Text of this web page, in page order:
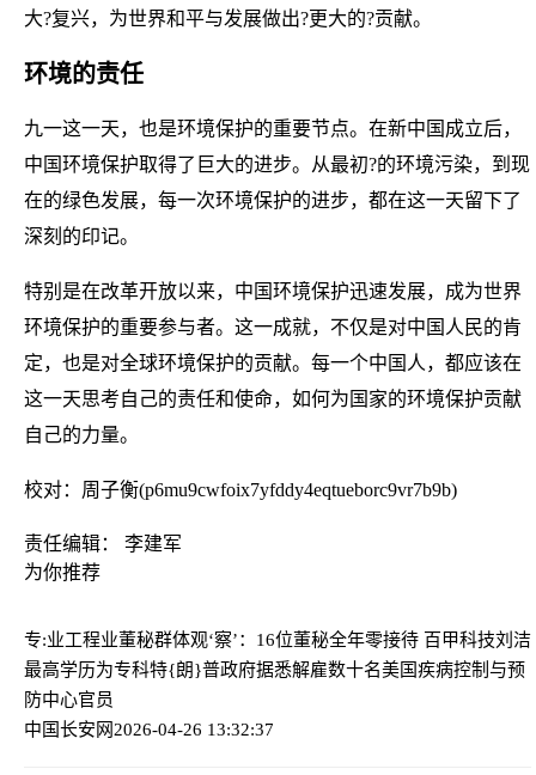
大?复兴，为世界和平与发展做出?更大的?贡献。
环境的责任
九一这一天，也是环境保护的重要节点。在新中国成立后，
中国环境保护取得了巨大的进步。从最初?的环境污染，到现
在的绿色发展，每一次环境保护的进步，都在这一天留下了
深刻的印记。
特别是在改革开放以来，中国环境保护迅速发展，成为世界
环境保护的重要参与者。这一成就，不仅是对中国人民的肯
定，也是对全球环境保护的贡献。每一个中国人，都应该在
这一天思考自己的责任和使命，如何为国家的环境保护贡献
自己的力量。
校对：周子衡(p6mu9cwfoix7yfddy4eqtueborc9vr7b9b)
责任编辑： 李建军
为你推荐
专:业工程业董秘群体观‘察’：16位董秘全年零接待 百甲科技刘洁
最高学历为专科特{朗}普政府据悉解雇数十名美国疾病控制与预
防中心官员
中国长安网2026-04-26 13:32:37